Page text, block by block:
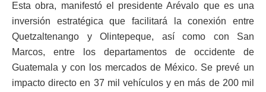
Esta obra, manifestó el presidente Arévalo que es una
inversión estratégica que facilitará la conexión entre
Quetzaltenango y Olintepeque, así como con San
Marcos, entre los departamentos de occidente de
Guatemala y con los mercados de México. Se prevé un
impacto directo en 37 mil vehículos y en más de 200 mil